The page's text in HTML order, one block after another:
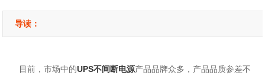
导读：
目前，市场中的UPS不间断电源产品品牌众多，产品品质参差不